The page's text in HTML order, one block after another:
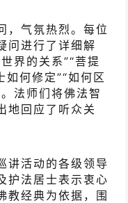
，气氛热烈。每位
问进行了详细解
界的关系”“菩提
如何修定”“如何区
法师们将佛法智
地回应了听众关
讲活动的各级领导
护法居士表示衷心
教经典为依据，围